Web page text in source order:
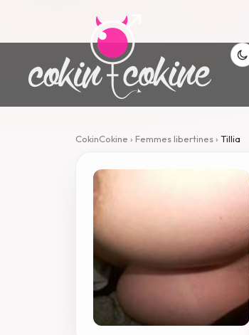
CokinCokine › Femmes libertines› Tillia